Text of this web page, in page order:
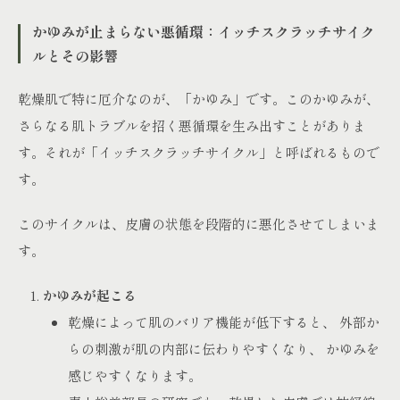
かゆみが止まらない悪循環：イッチスクラッチサイク
ルとその影響
乾燥肌で特に厄介なのが、「かゆみ」です。このかゆみが、
さらなる肌トラブルを招く悪循環を生み出すことがありま
す。それが「イッチスクラッチサイクル」と呼ばれるもので
す。
このサイクルは、皮膚の状態を段階的に悪化させてしまいま
す。
かゆみが起こる
乾燥によって肌のバリア機能が低下すると、 外部か
らの刺激が肌の内部に伝わりやすくなり、 かゆみを
感じやすくなります。